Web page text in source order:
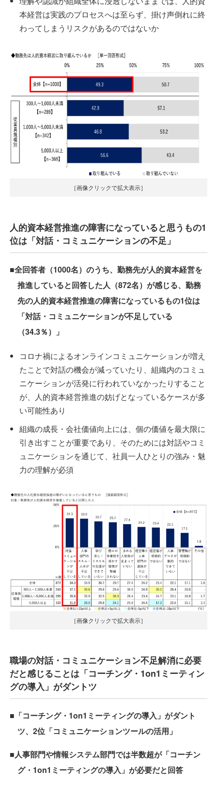
本経営は実践のプロセスへは至らず、掛け声倒れに終
わってしまうリスクがあるのではないか
［画像クリックで拡大表示］
人的資本経営推進の障害になっていると思うもの1
位は「対話・コミュニケーションの不足」
■全回答者（1000名）のうち、勤務先が人的資本経営を
推進していると回答した人（872名）が感じる、勤務
先の人的資本経営推進の障害になっているもの1位は
「対話・コミュニケーションが不足している
（34.3％）」
コロナ禍によるオンラインコミュニケーションが増え
たことで対話の機会が減っていたり、組織内のコミュ
ニケーションが活発に行われていなかったりすること
が、人的資本経営推進の妨げとなっているケースが多
い可能性あり
組織の成長・会社価値向上には、個の価値を最大限に
引き出すことが重要であり、そのためには対話やコミ
ュニケーションを通じて、社員一人ひとりの強み・魅
力の理解が必須
［画像クリックで拡大表示］
職場の対話・コミュニケーション不足解消に必要
だと感じることは「コーチング・1on1ミーティン
グの導入」がダントツ
■「コーチング・1on1ミーティングの導入」がダント
ツ、2位「コミュニケーションツールの活用」
■人事部門や情報システム部門では半数超が「コーチン
グ・1on1ミーティングの導入」が必要だと回答